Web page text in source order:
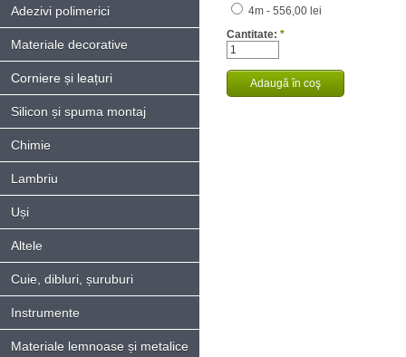
Adezivi polimerici
Materiale decorative
Corniere și leațuri
Silicon și spuma montaj
Chimie
Lambriu
Uși
Altele
Cuie, dibluri, șuruburi
Instrumente
Materiale lemnoase și metalice
4m - 556,00 lei
Cantitate: *